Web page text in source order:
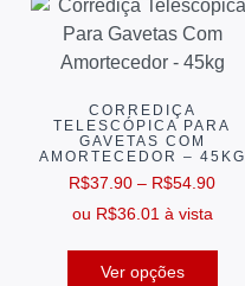
CORREDIÇA
TELESCÓPICA PARA
GAVETAS COM
AMORTECEDOR – 45KG
R$37.90 – R$54.90
ou R$36.01 à vista
Ver opções